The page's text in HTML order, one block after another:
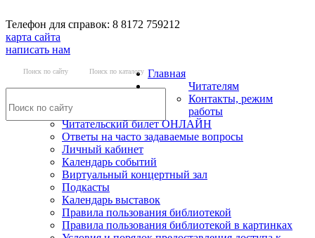
Телефон для справок: 8 8172 759212
карта сайта
написать нам
Поиск по сайту Поиск по каталогу Главная
Читателям
Контакты, режим
работы
Читательский билет ОНЛАЙН
Ответы на часто задаваемые вопросы
Личный кабинет
Календарь событий
Виртуальный концертный зал
Подкасты
Календарь выставок
Правила пользования библиотекой
Правила пользования библиотекой в картинках